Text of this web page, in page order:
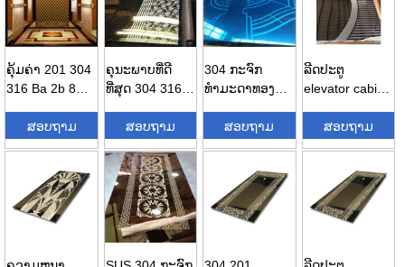
ຄຸ້ມຄ່າ 201 304
316 Ba 2b 8K
ສອບຖາມ
ຄຸນະພາບທີ່ດີ
ທີ່ສຸດ 304 316
ກະຈົກແລະອື່ນໆ
...
ສອບຖາມ
304 ກະຈົກ
ທໍາມະດາທອງຄໍາ
ເລດ sh ...
ສອບຖາມ
ລີດປະຕູ
elevator cabin
coating ...
ສອບຖາມ